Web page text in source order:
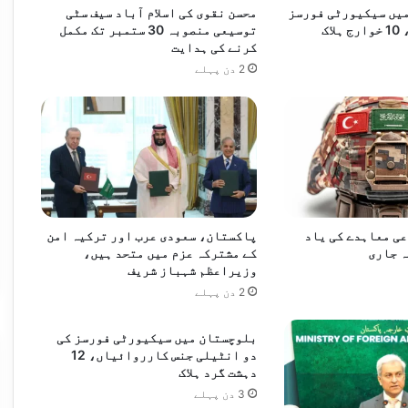
کی کوششوں کی حمایت کا اعادہ
کا خیرمقدم
ب
ح
سیکیورٹی فورسز
محسن نقوی کی اسلام آباد سیف سٹی
توسیعی منصوبہ 30 ستمبر تک مکمل
کرنے کی ہدایت
2 دن پہلے
معاہدے کی یاد
جاری
پاکستان، سعودی عرب اور ترکیہ امن
کے مشترکہ عزم میں متحد ہیں،
وزیراعظم شہباز شریف
2 دن پہلے
بلوچستان میں سیکیورٹی فورسز کی
دو انٹیلی جنس کارروائیاں، 12
دہشت گرد ہلاک
3 دن پہلے